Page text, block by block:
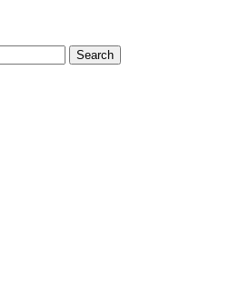
Search